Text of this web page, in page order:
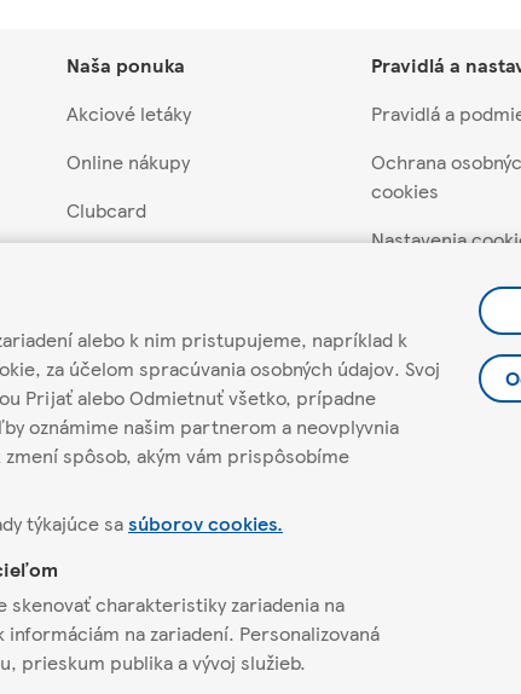
alebo k nim pristupujeme, napríklad k
za účelom spracúvania osobných údajov. Svoj
Prijať alebo Odmietnuť všetko, prípadne
oznámime našim partnerom a neovplyvnia
spôsob, akým vám prispôsobíme
týkajúce sasúborov cookies.
skenovať charakteristiky zariadenia na
na zariadení. Personalizovaná
prieskum publika a vývoj služieb.
Naša ponuka
Akciové letáky
Online nákupy
Clubcard
Scan&Shop
Hello Tesco
Tesco mobile
Pravidlá a
Pravidlá a
Ochrana
cookies
Nastavenia
Pravidlá súťaží a
Môj účet
Odber